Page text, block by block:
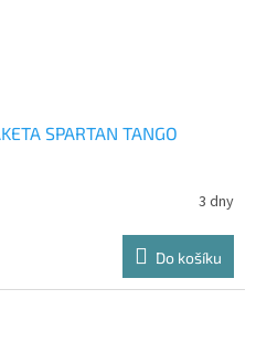
SPARTAN TANGO
3 dny
Do košíku